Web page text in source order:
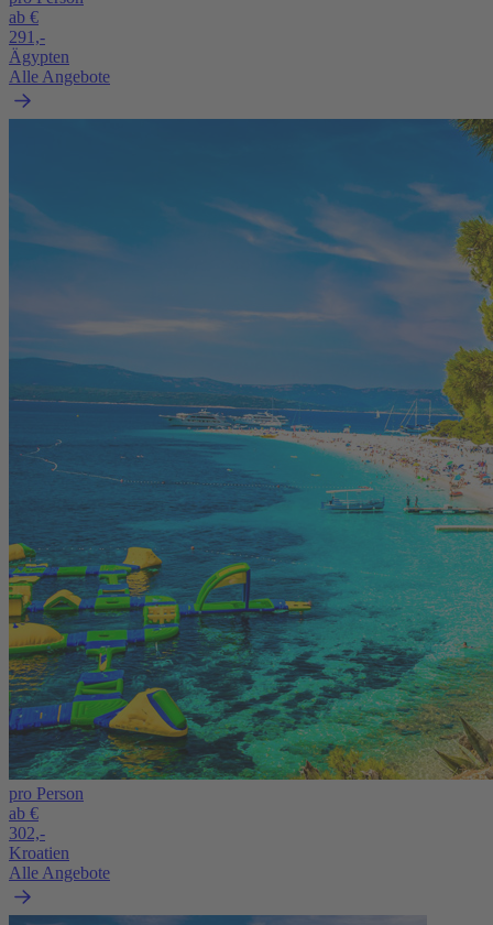
ab €
291,-
Ägypten
Alle Angebote
pro Person
ab €
302,-
Kroatien
Alle Angebote